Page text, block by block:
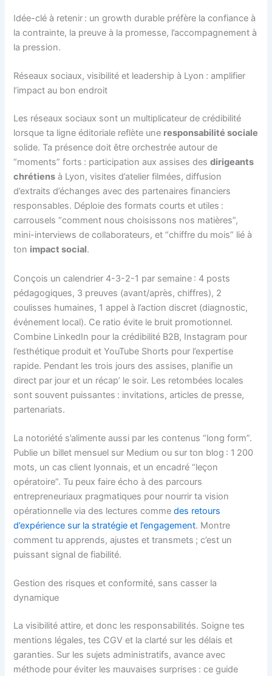
Idée-clé à retenir : un growth durable préfère la confiance à
la contrainte, la preuve à la promesse, l’accompagnement à
la pression.
Réseaux sociaux, visibilité et leadership à Lyon : amplifier
l’impact au bon endroit
Les réseaux sociaux sont un multiplicateur de crédibilité
lorsque ta ligne éditoriale reflète une responsabilité sociale
solide. Ta présence doit être orchestrée autour de
“moments” forts : participation aux assises desdirigeants
chrétiens à Lyon, visites d’atelier filmées, diffusion
d’extraits d’échanges avec des partenaires financiers
responsables. Déploie des formats courts et utiles :
carrousels “comment nous choisissons nos matières”,
mini-interviews de collaborateurs, et “chiffre du mois” lié à
ton impact social.
Conçois un calendrier 4-3-2-1 par semaine : 4 posts
pédagogiques, 3 preuves (avant/après, chiffres), 2
coulisses humaines, 1 appel à l’action discret (diagnostic,
événement local). Ce ratio évite le bruit promotionnel.
Combine LinkedIn pour la crédibilité B2B, Instagram pour
l’esthétique produit et YouTube Shorts pour l’expertise
rapide. Pendant les trois jours des assises, planifie un
direct par jour et un récap’ le soir. Les retombées locales
sont souvent puissantes : invitations, articles de presse,
partenariats.
La notoriété s’alimente aussi par les contenus “long form”.
Publie un billet mensuel sur Medium ou sur ton blog : 1 200
mots, un cas client lyonnais, et un encadré “leçon
opératoire”. Tu peux faire écho à des parcours
entrepreneuriaux pragmatiques pour nourrir ta vision
opérationnelle via des lectures commedes retours
d’expérience sur la stratégie et l’engagement. Montre
comment tu apprends, ajustes et transmets ; c’est un
puissant signal de fiabilité.
Gestion des risques et conformité, sans casser la
dynamique
La visibilité attire, et donc les responsabilités. Soigne tes
mentions légales, tes CGV et la clarté sur les délais et
garanties. Sur les sujets administratifs, avance avec
méthode pour éviter les mauvaises surprises : ce guide